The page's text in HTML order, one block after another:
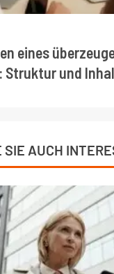
eines
Struktur und
SIE AUCH